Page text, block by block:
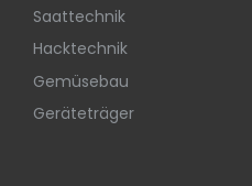
Saattechnik
Hacktechnik
Gemüsebau
Geräteträger